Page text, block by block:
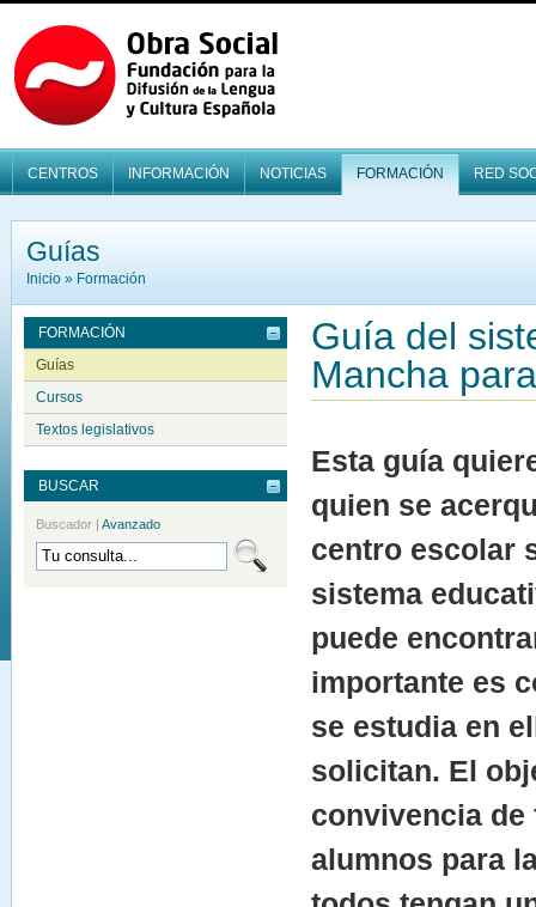
CENTROS INFORMACIÓN NOTICIAS FORMACIÓN RED
Guías
Inicio » Formación
FORMACIÓN
Guías
Cursos
Textos legislativos
BUSCAR
Buscador | Avanzado
Guía del
Mancha
Esta guía
quien se
centro escolar
sistema
puede
importante es
se estudia en
solicitan. El
convivencia de
alumnos para